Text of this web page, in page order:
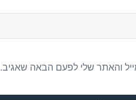
והאתר שלי לפעם הבאה שאגיב.